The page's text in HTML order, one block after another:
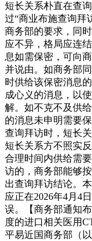
短长关系朴直在查
过“商业布施查询拜
商务部的要求，同
应不异，格局应连
息如需保密，可向
并说由。如商务部
时供给该保密消息
成心义的消息，以
解。如不克不及供
的消息未申明需要
查询拜访时，短长
短长关系方不照实
合理时间内供给需
访的，商务部能够
出查询拜访结论。
应正在2026年4月4
误。【商务部通知
度的进口相关医用
平易近国商务部（